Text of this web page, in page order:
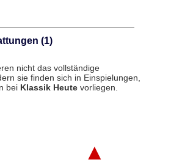
(1)
nicht das vollständige
sie finden sich in Einspielungen,
bei Klassik Heutevorliegen.
▲